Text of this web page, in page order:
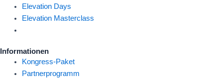
Elevation Days
Elevation Masterclass
Informationen
Kongress-Paket
Partnerprogramm